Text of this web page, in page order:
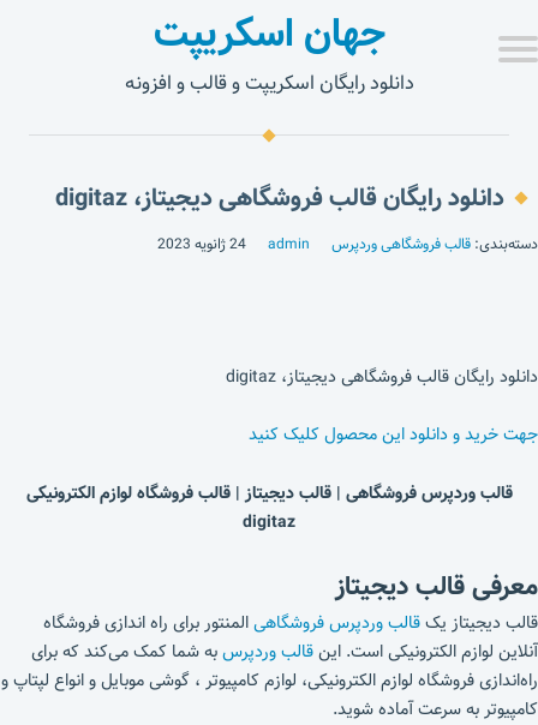
جهان اسکریپت
دانلود رایگان اسکریپت و قالب و افزونه
دانلود رایگان قالب فروشگاهی دیجیتاز، digitaz
دسته‌بندی: قالب فروشگاهی وردپرس admin 24 ژانویه 2023
دانلود رایگان قالب فروشگاهی دیجیتاز، digitaz
جهت خرید و دانلود این محصول کلیک کنید
قالب وردپرس فروشگاهی | قالب دیجیتاز | قالب فروشگاه لوازم الکترونیکی
digitaz
معرفی قالب دیجیتاز
قالب دیجیتاز یکقالب وردپرس فروشگاهیالمنتور برای راه اندازی فروشگاه
آنلاین لوازم الکترونیکی است. اینقالب وردپرسبه شما کمک می‌کند که برای
راه‌اندازی فروشگاه لوازم الکترونیکی، لوازم کامپیوتر ، گوشی موبایل و انواع لپتاپ و
کامپیوتر به سرعت آماده شوید.